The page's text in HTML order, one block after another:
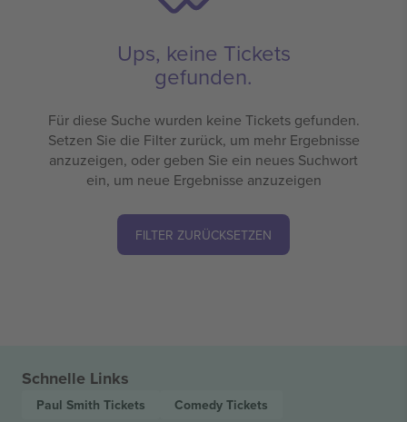
Ups, keine Tickets
gefunden.
Für diese Suche wurden keine Tickets gefunden.
Setzen Sie die Filter zurück, um mehr Ergebnisse
anzuzeigen, oder geben Sie ein neues Suchwort
ein, um neue Ergebnisse anzuzeigen
FILTER ZURÜCKSETZEN
Schnelle Links
Paul Smith Tickets Comedy Tickets